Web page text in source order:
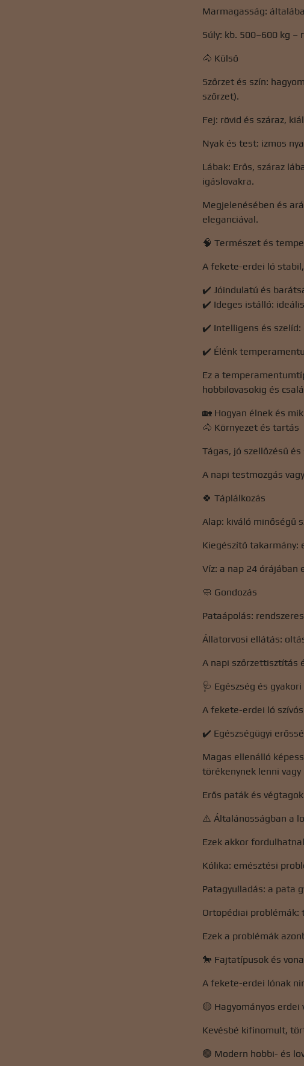
Marmagasság:
Súly: kb. 500–600 kg
🐴 Külső
Szőrzet és szín:
szőrzet).
Fej: rövid és száraz,
Nyak és test: izmos
Lábak: Erős, száraz
igáslovakra.
Megjelenésében és
eleganciával.
🧠 Természet és
A fekete-erdei ló
✔️ Jóindulatú és
✔️ Ideges istálló:
✔️ Intelligens és szelíd:
✔️ Élénk
Ez a
hobbilovasokig és
🏡 Hogyan élnek és
🐴 Környezet és tartás
Tágas, jó szellőzésű
A napi testmozgás
🍀 Táplálkozás
Alap: kiváló minőségű
Kiegészítő takarmány:
Víz: a nap 24 órájában
🧼 Gondozás
Pataápolás:
Állatorvosi ellátás:
A napi szőrzettisztítás
🩺 Egészség és
A fekete-erdei ló
✔️ Egészségügyi
Magas ellenálló
törékenynek lenni
Erős paták és
⚠️ Általánosságban a
Ezek akkor
Kólika: emésztési
Patagyulladás: a pata
Ortopédiai
Ezek a problémák
🐎 Fajtatípusok és
A fekete-erdei lónak
🟡 Hagyományos erdei
Kevésbé kifinomult,
🟢 Modern hobbi- és